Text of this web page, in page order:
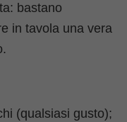
bastano
in tavola una vera
(qualsiasi gusto);